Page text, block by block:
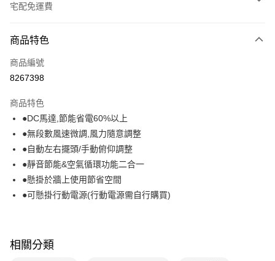
宅配免運費
全家線上支付
運送方式
本島宅配-活動商品
免運費
離島宅配-常溫商品
免運費
商品特色
商品編號
8267398
商品特色
●DC馬達,節能省電60%以上
●無段數風速微調,風力隨意調整
●自動左右擺頭/手動俯仰調整
●靜音節能&空氣循環功能二合一
●懸掛於牆上使用節省空間
●可懸掛行動電源(行動電源需自行購買)
相關分類